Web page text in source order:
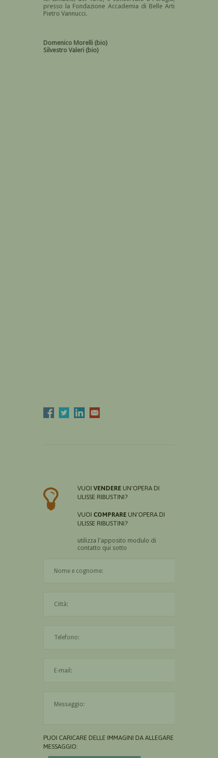
presso la Fondazione Accademia di Belle Arti
Pietro Vannucci.
Domenico Morelli (bio)
Silvestro Valeri (bio)
VUOI VENDERE UN'OPERA DI
ULISSE RIBUSTINI?
VUOI COMPRARE UN'OPERA DI
ULISSE RIBUSTINI?
utilizza l'apposito modulo di
contatto qui sotto
PUOI CARICARE DELLE IMMAGINI DA ALLEGARE AL
MESSAGGIO: